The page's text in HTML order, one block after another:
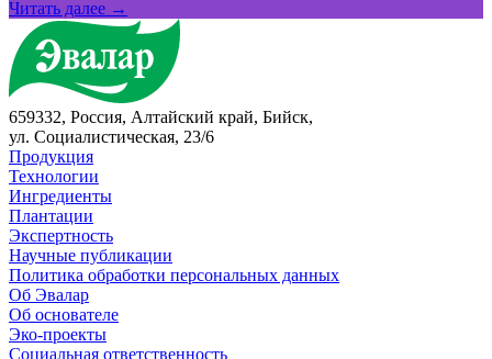
Читать далее →
659332, Россия, Алтайский край, Бийск,
ул. Социалистическая, 23/6
Продукция
Технологии
Ингредиенты
Плантации
Экспертность
Научные публикации
Политика обработки персональных данных
Об Эвалар
Об основателе
Эко-проекты
Социальная ответственность